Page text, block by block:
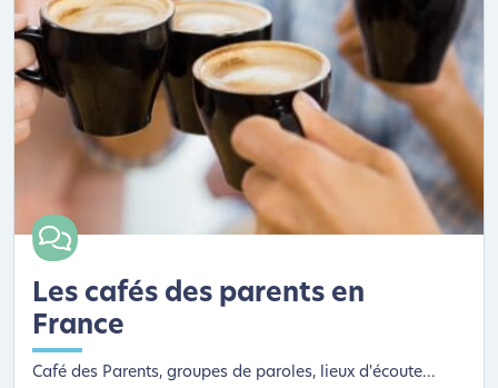
Les cafés des parents en
France
Café des Parents, groupes de paroles, lieux d'écoute...